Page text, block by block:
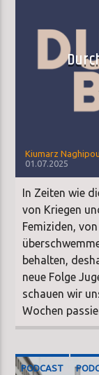
Kiumarz
01.07.2025
In Zeiten wie
von Kriegen
Femiziden,
behalten,
neue Folge
schauen wir
Wochen
PODCAST